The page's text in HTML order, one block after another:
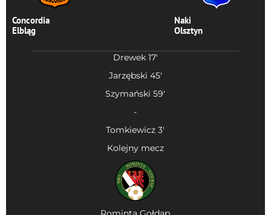
Concordia
Elbląg
Naki
Olsztyn
Drewek 17'
Jarzębski 45'
Szymański 59'
-
Tomkiewicz 3'
Kolejny mecz